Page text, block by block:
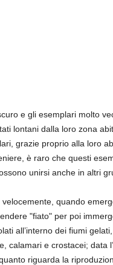
e gli esemplari molto
lontani dalla loro zona
grazie proprio alla loro
è raro che questi
unirsi anche in altri
quando
"fiato" per poi
all’interno dei fiumi
calamari e crostacei; data
riguarda la